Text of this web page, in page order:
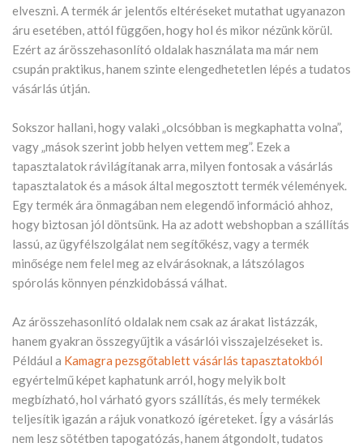
elveszni. A termék ár jelentős eltéréseket mutathat ugyanazon
áru esetében, attól függően, hogy hol és mikor nézünk körül.
Ezért az árösszehasonlító oldalak használata ma már nem
csupán praktikus, hanem szinte elengedhetetlen lépés a tudatos
vásárlás útján.
Sokszor hallani, hogy valaki „olcsóbban is megkaphatta volna”,
vagy „mások szerint jobb helyen vettem meg”. Ezek a
tapasztalatok rávilágítanak arra, milyen fontosak a vásárlás
tapasztalatok és a mások által megosztott termék vélemények.
Egy termék ára önmagában nem elegendő információ ahhoz,
hogy biztosan jól döntsünk. Ha az adott webshopban a szállítás
lassú, az ügyfélszolgálat nem segítőkész, vagy a termék
minősége nem felel meg az elvárásoknak, a látszólagos
spórolás könnyen pénzkidobássá válhat.
Az árösszehasonlító oldalak nem csak az árakat listázzák,
hanem gyakran összegyűjtik a vásárlói visszajelzéseket is.
Például a Kamagra pezsgőtablett vásárlás tapasztatokból
egyértelmű képet kaphatunk arról, hogy melyik bolt
megbízható, hol várható gyors szállítás, és mely termékek
teljesítik igazán a rájuk vonatkozó ígéreteket. Így a vásárlás
nem lesz sötétben tapogatózás, hanem átgondolt, tudatos